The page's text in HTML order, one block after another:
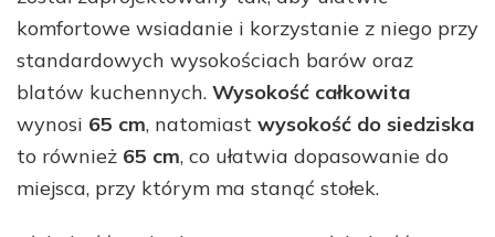
komfortowe wsiadanie i korzystanie z niego przy
standardowych wysokościach barów oraz
blatów kuchennych. Wysokość całkowita
wynosi 65 cm, natomiast wysokość do siedziska
to również 65 cm, co ułatwia dopasowanie do
miejsca, przy którym ma stanąć stołek.